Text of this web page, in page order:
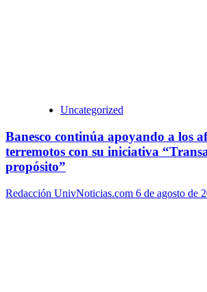
Uncategorized
Banesco continúa apoyando a los
terremotos con su iniciativa
propósito”
Redacción UnivNoticias.com 6 de agosto de